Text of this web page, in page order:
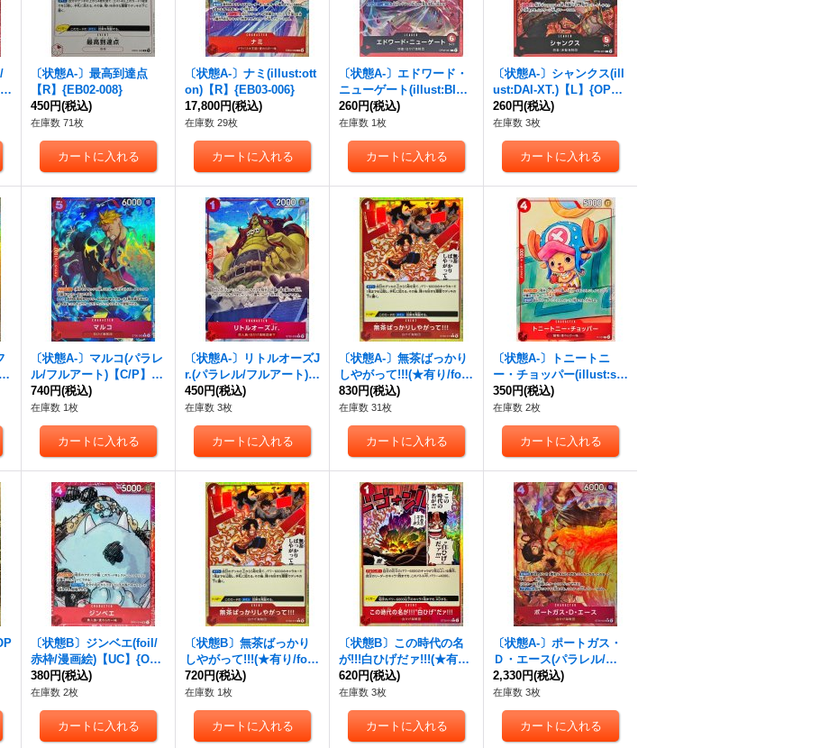
〔状態A-〕最高到達点
【R】{EB02-008}
450円(税込)
在庫数 71枚
〔状態A-〕ナミ(illust:ott
on)【R】{EB03-006}
17,800円(税込)
在庫数 29枚
〔状態A-〕エドワード・
ニューゲート(illust:BISA
I)【L】{OP02-001}
260円(税込)
在庫数 1枚
〔状態A-〕シャンクス(ill
ust:DAI-XT.)【L】{OP09-
001}
260円(税込)
在庫数 3枚
〔状態A-〕マルコ(パラレ
ル/フルアート)【C/P】{S
T30-008}
740円(税込)
在庫数 1枚
〔状態A-〕リトルオーズJ
r.(パラレル/フルアート)
【C/P】{ST30-009}
450円(税込)
在庫数 3枚
〔状態A-〕無茶ばっかり
しやがって!!!(★有り/foil)
【C/P】{ST30-017}
830円(税込)
在庫数 31枚
〔状態A-〕トニートニ
ー・チョッパー(illust:so
wsow)【P】{P-101}
350円(税込)
在庫数 2枚
〔状態B〕ジンベエ(foil/
赤枠/漫画絵)【UC】{OP0
1-014}
380円(税込)
在庫数 2枚
〔状態B〕無茶ばっかり
しやがって!!!(★有り/foil)
【C/P】{ST30-017}
720円(税込)
在庫数 1枚
〔状態B〕この時代の名
が!!!白ひげだァ!!!(★有り/
foil)【C/P】{ST30-015}
620円(税込)
在庫数 3枚
〔状態A-〕ポートガス・
Ｄ・エース(パラレル/フ
ルアート)【SR/P】{ST30
-007}
2,330円(税込)
在庫数 3枚